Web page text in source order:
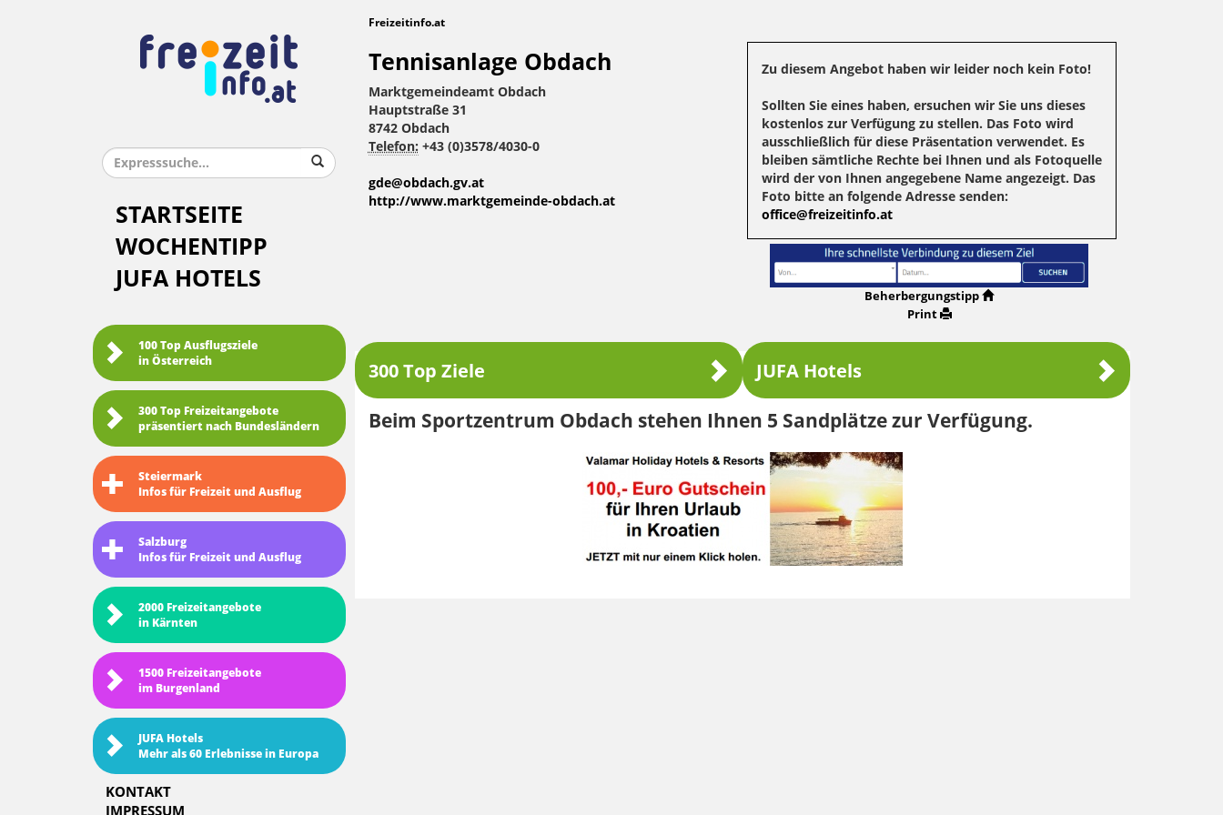
STARTSEITE
WOCHENTIPP
JUFA HOTELS
100 Top Ausflugsziele
in Österreich
300 Top Freizeitangebote
präsentiert nach Bundesländern
Steiermark
Infos für Freizeit und Ausflug
Salzburg
Infos für Freizeit und Ausflug
2000 Freizeitangebote
in Kärnten
1500 Freizeitangebote
im Burgenland
JUFA Hotels
Mehr als 60 Erlebnisse in Europa
KONTAKT
IMPRESSUM
Freizeitinfo.at
Tennisanlage Obdach
Marktgemeindeamt Obdach
Hauptstraße 31
8742 Obdach
Telefon: +43 (0)3578/4030-0
gde@obdach.gv.at
http://www.marktgemeinde-obdach.at
Zu diesem Angebot haben wir leider noch kein Foto!
Sollten Sie eines haben, ersuchen wir Sie uns dieses
kostenlos zur Verfügung zu stellen. Das Foto wird
ausschließlich für diese Präsentation verwendet. Es
bleiben sämtliche Rechte bei Ihnen und als Fotoquelle
wird der von Ihnen angegebene Name angezeigt. Das
Foto bitte an folgende Adresse senden:
office@freizeitinfo.at
Beherbergungstipp
Print
300 Top Ziele JUFA Hotels
Beim Sportzentrum Obdach stehen Ihnen 5 Sandplätze zur Verfügung.